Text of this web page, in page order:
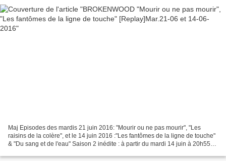
Maj Episodes des mardis 21 juin 2016: "Mourir ou ne pas mourir", "Les
raisins de la colère", et le 14 juin 2016 :"Les fantômes de la ligne de touche"
& "Du sang et de l'eau" Saison 2 inédite : à partir du mardi 14 juin à 20h55